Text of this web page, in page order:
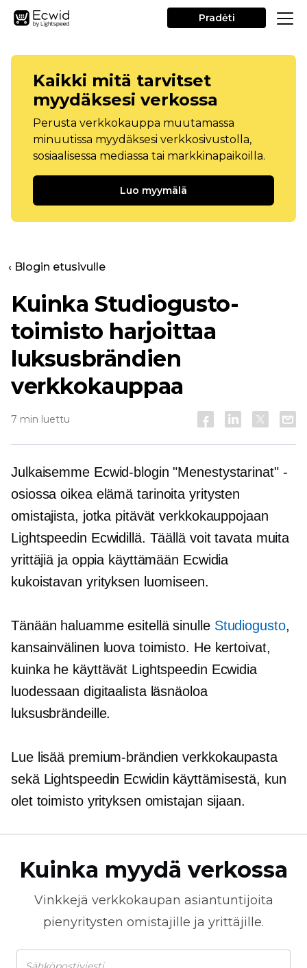
Pradėti
Kaikki mitä tarvitset
myydäksesi verkossa
Perusta verkkokauppa muutamassa
minuutissa myydäksesi verkkosivustolla,
sosiaalisessa mediassa tai markkinapaikoilla.
Luo myymälä
‹ Blogin etusivulle
Kuinka Studiogusto-
toimisto harjoittaa
luksusbrändien
verkkokauppaa
7 min luettu
Julkaisemme Ecwid-blogin "Menestystarinat" -
osiossaoikea elämä tarinoita yritysten
omistajista, jotka pitävät verkkokauppojaan
Lightspeedin Ecwidillä. Täällä voit tavata muita
yrittäjiä ja oppia käyttämään Ecwidia
kukoistavan yrityksen luomiseen.
Tänään haluamme esitellä sinulle Studiogusto,
kansainvälinen luova toimisto. He kertoivat,
kuinka he käyttävät Lightspeedin Ecwidia
luodessaan digitaalista läsnäoloa
luksusbrändeille.
Lue lisää premium-brändien verkkokaupasta
sekä Lightspeedin Ecwidin käyttämisestä, kun
olet toimisto yrityksen omistajan sijaan.
Kuinka myydä verkossa
Vinkkejä verkkokaupan asiantuntijoita
pienyritysten omistajille ja yrittäjille.